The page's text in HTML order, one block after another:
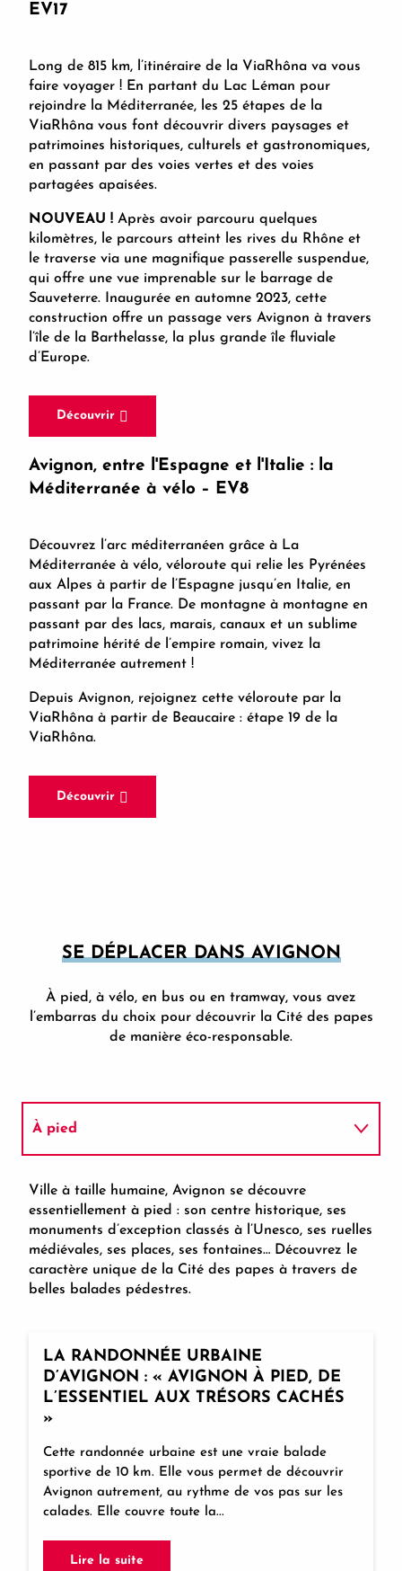
En avion
EV17
Long de 815 km, l’itinéraire de la ViaRhôna va vous
faire voyager ! En partant du Lac Léman pour
rejoindre la Méditerranée, les 25 étapes de la
ViaRhôna vous font découvrir divers paysages et
patrimoines historiques, culturels et gastronomiques,
en passant par des voies vertes et des voies
partagées apaisées.
NOUVEAU ! Après avoir parcouru quelques
kilomètres, le parcours atteint les rives du Rhône et
le traverse via une magnifique passerelle suspendue,
qui offre une vue imprenable sur le barrage de
Sauveterre. Inaugurée en automne 2023, cette
construction offre un passage vers Avignon à travers
l’île de la Barthelasse, la plus grande île fluviale
d’Europe.
Découvrir
Avignon, entre l'Espagne et l'Italie : la
Méditerranée à vélo – EV8
Découvrez l’arc méditerranéen grâce à La
Méditerranée à vélo, véloroute qui relie les Pyrénées
aux Alpes à partir de l’Espagne jusqu’en Italie, en
passant par la France. De montagne à montagne en
passant par des lacs, marais, canaux et un sublime
patrimoine hérité de l’empire romain, vivez la
Méditerranée autrement !
Depuis Avignon, rejoignez cette véloroute par la
ViaRhôna à partir de Beaucaire : étape 19 de la
ViaRhôna.
Découvrir
SE DÉPLACER DANS AVIGNON
À pied, à vélo, en bus ou en tramway, vous avez
l’embarras du choix pour découvrir la Cité des papes
de manière éco-responsable.
À pied
À vélo
En transports en commun
En navette fluviale
Ville à taille humaine, Avignon se découvre
essentiellement à pied : son centre historique, ses
monuments d’exception classés à l’Unesco, ses ruelles
médiévales, ses places, ses fontaines… Découvrez le
caractère unique de la Cité des papes à travers de
belles balades pédestres.
LA RANDONNÉE URBAINE
D’AVIGNON : « AVIGNON À PIED, DE
L’ESSENTIEL AUX TRÉSORS CACHÉS
»
Cette randonnée urbaine est une vraie balade
sportive de 10 km. Elle vous permet de découvrir
Avignon autrement, au rythme de vos pas sur les
calades. Elle couvre toute la...
Lire la suite